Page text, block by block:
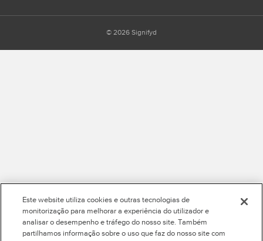
© 2026 Signifyd
Este website utiliza cookies e outras tecnologias de
monitorização para melhorar a experiência do utilizador e
analisar o desempenho e tráfego do nosso site. Também
partilhamos informação sobre o uso que faz do nosso site com